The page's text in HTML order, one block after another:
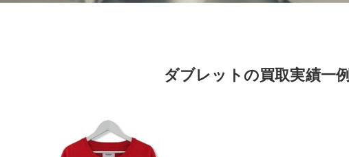
ダブレットの買取実績一例